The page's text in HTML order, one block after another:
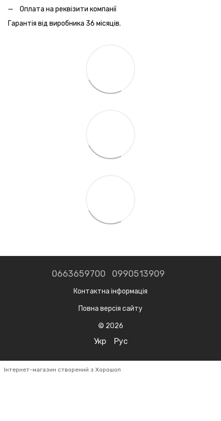
Оплата на реквізити компанії
Гарантія від виробника 36 місяців.
0663659700 0990513909
Контактна інформація
Повна версія сайту
© 2026
Укр Рус
Інтернет-магазин створений з Хорошоп